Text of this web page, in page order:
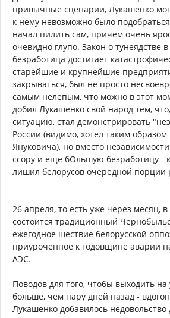
привычные сценарии, Лукашенко
к нему невозможно было
начал пилить сам, причем очень
очевидно глупо. Закон о тунеядстве
безработица достигает
старейшие и крупнейшие
закрываться, был не просто
самым нелепым, что можно в этот
добил Лукашенко свой народ тем,
ситуацию, стал демонстрировать
России (видимо, хотел таким
Януковича), но вместо
ссору и еще бОльшую безработицу -
лишил белорусов очередной порции
26 апреля, то есть уже через месяц,
состоится традиционный
ежегодное шествие белорусской
приуроченное к годовщине аварии
АЭС.
Поводов для того, чтобы выходить
больше, чем пару дней назад -
Лукашенко добавилось недовольство